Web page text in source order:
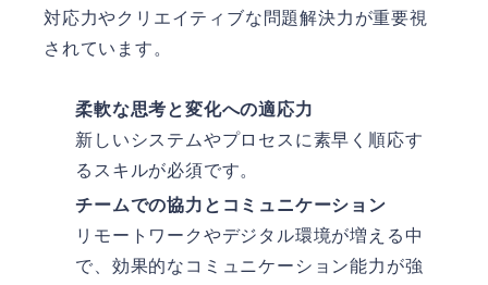
対応力やクリエイティブな問題解決力が重要視
されています。
柔軟な思考と変化への適応力
新しいシステムやプロセスに素早く順応す
るスキルが必須です。
チームでの協力とコミュニケーション
リモートワークやデジタル環境が増える中
で、効果的なコミュニケーション能力が強